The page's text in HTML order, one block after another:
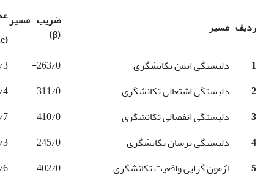
ردیف مسیر
ضریب مسیر
(
β
)
(
1
دلبستگی ایمن تکانشگری 263/0-
2
دلبستگی اشتغالی تکانشگری 311/0
3
دلبستگی انفصالی تکانشگری 410/0
4
دلبستگی ترسان تکانشگری 245/0
5
آزمون گرایی واقعیت تکانشگری 402/0